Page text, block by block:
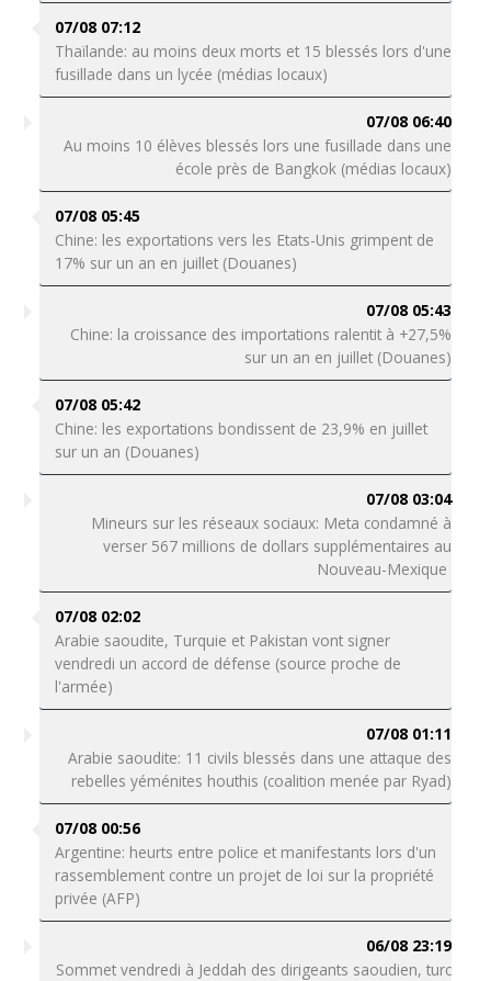
07/08 07:12
Thaïlande: au moins deux morts et 15 blessés lors d'une
fusillade dans un lycée (médias locaux)
07/08 06:40
Au moins 10 élèves blessés lors une fusillade dans une
école près de Bangkok (médias locaux)
07/08 05:45
Chine: les exportations vers les Etats-Unis grimpent de
17% sur un an en juillet (Douanes)
07/08 05:43
Chine: la croissance des importations ralentit à +27,5%
sur un an en juillet (Douanes)
07/08 05:42
Chine: les exportations bondissent de 23,9% en juillet
sur un an (Douanes)
07/08 03:04
Mineurs sur les réseaux sociaux: Meta condamné à
verser 567 millions de dollars supplémentaires au
Nouveau-Mexique
07/08 02:02
Arabie saoudite, Turquie et Pakistan vont signer
vendredi un accord de défense (source proche de
l'armée)
07/08 01:11
Arabie saoudite: 11 civils blessés dans une attaque des
rebelles yéménites houthis (coalition menée par Ryad)
07/08 00:56
Argentine: heurts entre police et manifestants lors d'un
rassemblement contre un projet de loi sur la propriété
privée (AFP)
06/08 23:19
Sommet vendredi à Jeddah des dirigeants saoudien, turc